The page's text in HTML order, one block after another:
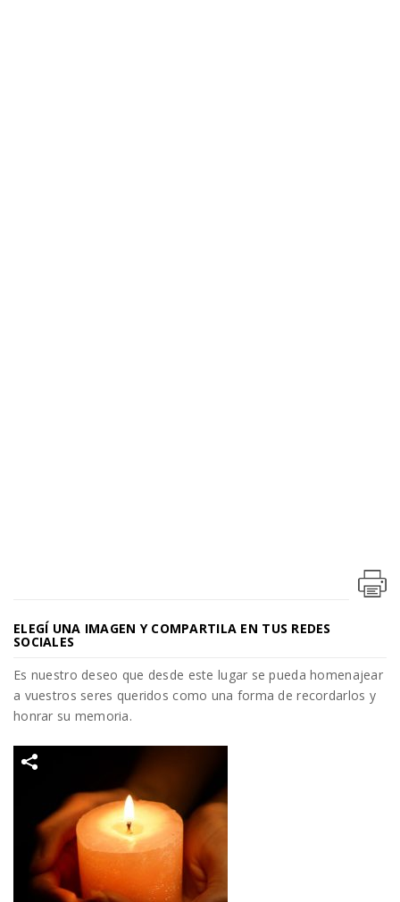
ELEGÍ UNA IMAGEN Y COMPARTILA EN TUS REDES
SOCIALES
Es nuestro deseo que desde este lugar se pueda homenajear
a vuestros seres queridos como una forma de recordarlos y
honrar su memoria.